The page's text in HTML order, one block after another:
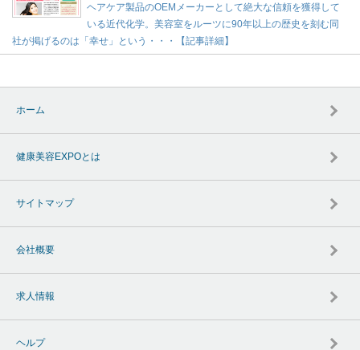
ヘアケア製品のOEMメーカーとして絶大な信頼を獲得して
いる近代化学。美容室をルーツに90年以上の歴史を刻む同
社が掲げるのは「幸せ」という・・・【記事詳細】
ホーム
健康美容EXPOとは
サイトマップ
会社概要
求人情報
ヘルプ